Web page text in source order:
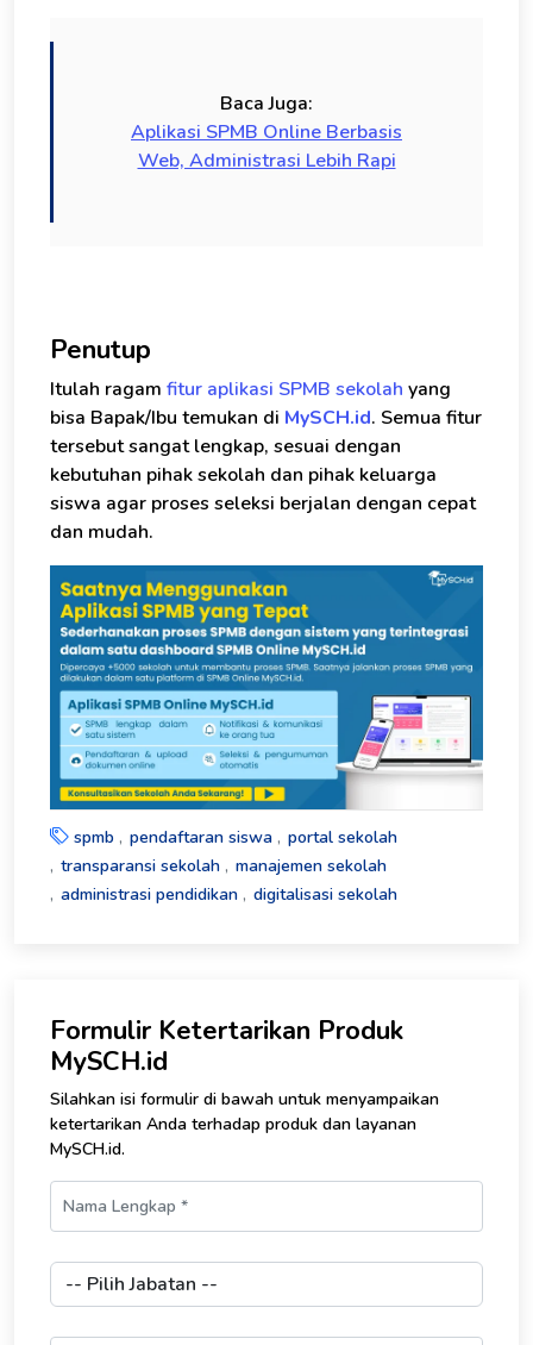
Baca Juga:
Aplikasi SPMB Online Berbasis
Web, Administrasi Lebih Rapi
Penutup
Itulah ragam fitur aplikasi SPMB sekolah yang
bisa Bapak/Ibu temukan di MySCH.id. Semua fitur
tersebut sangat lengkap, sesuai dengan
kebutuhan pihak sekolah dan pihak keluarga
siswa agar proses seleksi berjalan dengan cepat
dan mudah.
spmb pendaftaran siswa
portal sekolah
transparansi sekolah
manajemen sekolah
administrasi pendidikan
digitalisasi sekolah
Formulir Ketertarikan Produk
MySCH.id
Silahkan isi formulir di bawah untuk menyampaikan
ketertarikan Anda terhadap produk dan layanan
MySCH.id.